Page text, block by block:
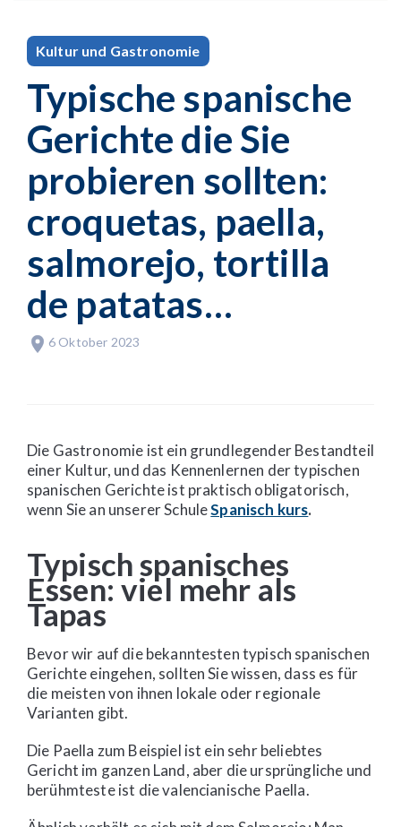
Kultur und Gastronomie
Typische spanische
Gerichte die Sie
probieren sollten:
croquetas, paella,
salmorejo, tortilla
de patatas…
6 Oktober 2023
Die Gastronomie ist ein grundlegender Bestandteil
einer Kultur, und das Kennenlernen der typischen
spanischen Gerichte ist praktisch obligatorisch,
wenn Sie an unserer SchuleSpanisch kurs.
Typisch spanisches
Essen: viel mehr als
Tapas
Bevor wir auf die bekanntesten typisch spanischen
Gerichte eingehen, sollten Sie wissen, dass es für
die meisten von ihnen lokale oder regionale
Varianten gibt.
Die Paella zum Beispiel ist ein sehr beliebtes
Gericht im ganzen Land, aber die ursprüngliche und
berühmteste ist die valencianische Paella.